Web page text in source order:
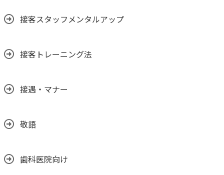
接客スタッフメンタルアップ
接客トレーニング法
接遇・マナー
敬語
歯科医院向け